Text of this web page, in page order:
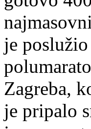
je
Zagreba,
je pripalo